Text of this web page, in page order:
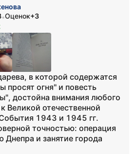
•Оценок+3
в которой содержатся
просят огня" и повесть
достойна внимания любого
Великой отечественной
1943 и 1945 гг.
точностью: операция
Днепра и занятие города